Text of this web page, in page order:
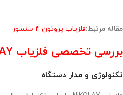
مقاله مرتبط:فلزیاب پروتون 4 سنسور
بررسی تخصصی فلزیاب NiKOLAY (نیکولای)
تکنولوژی و مدار دستگاه